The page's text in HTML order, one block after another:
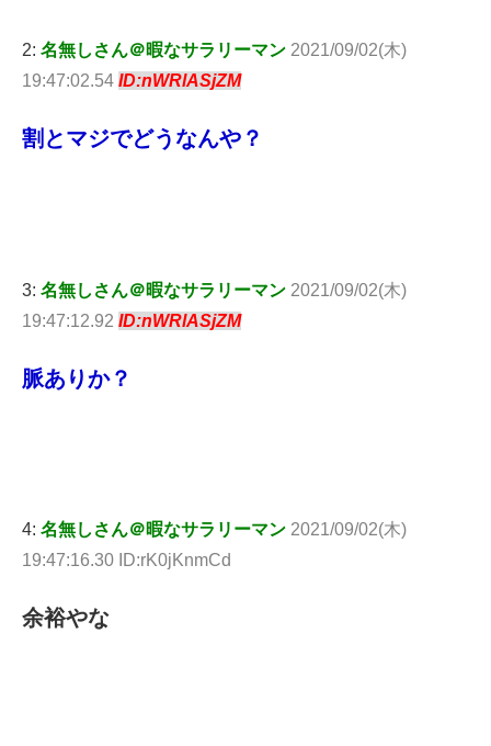
2: 名無しさん＠暇なサラリーマン 2021/09/02(木)
19:47:02.54 ID:nWRlASjZM
割とマジでどうなんや？
3: 名無しさん＠暇なサラリーマン 2021/09/02(木)
19:47:12.92 ID:nWRlASjZM
脈ありか？
4: 名無しさん＠暇なサラリーマン 2021/09/02(木)
19:47:16.30 ID:rK0jKnmCd
余裕やな